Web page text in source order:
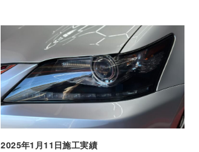
2025年1月11日施工実績